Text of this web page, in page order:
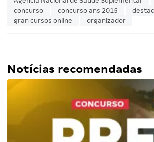
concurso
concurso ans 2015
gran cursos online
organizador
Notícias recomendadas